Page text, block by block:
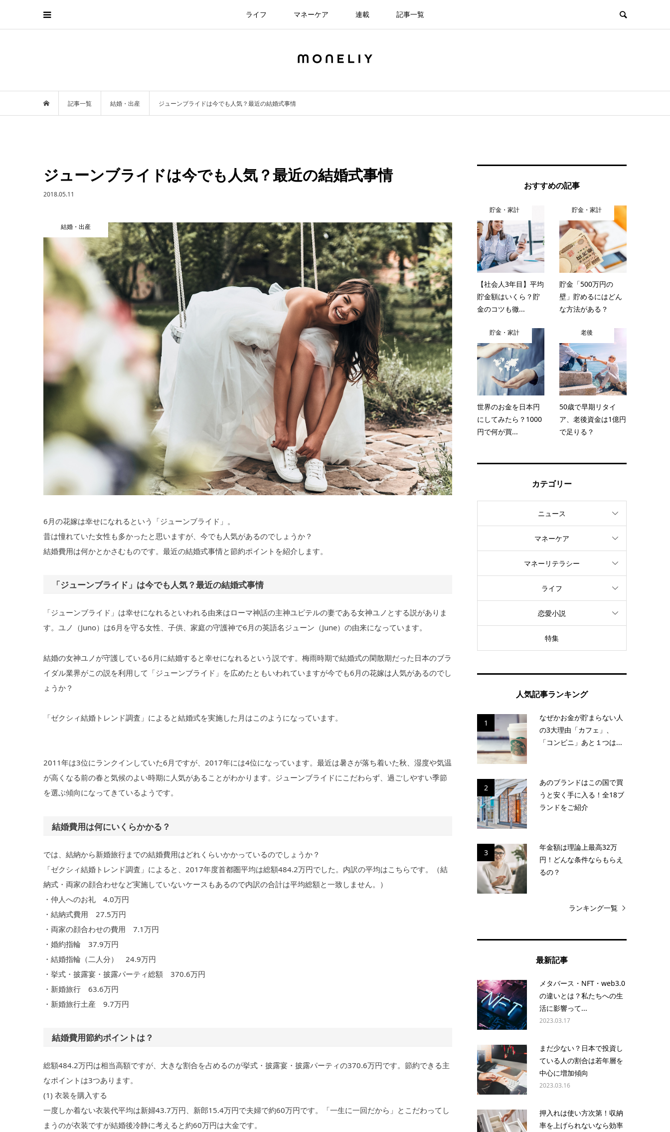
ライフ マネーケア 連載 記事一覧
記事一覧 結婚・出産 ジューンブライドは今でも人気？最近の結婚式事情
ジューンブライドは今でも人気？最近の結婚式事情
2018.05.11
結婚・出産
6月の花嫁は幸せになれるという「ジューンブライド」。
昔は憧れていた女性も多かったと思いますが、今でも人気があるのでしょうか？
結婚費用は何かとかさむものです。最近の結婚式事情と節約ポイントを紹介します。
「ジューンブライド」は今でも人気？最近の結婚式事情
「ジューンブライド」は幸せになれるといわれる由来はローマ神話の主神ユピテルの妻である女神ユノとする説がありま
す。ユノ（Juno）は6月を守る女性、子供、家庭の守護神で6月の英語名ジューン（June）の由来になっています。
結婚の女神ユノが守護している6月に結婚すると幸せになれるという説です。梅雨時期で結婚式の閑散期だった日本のブラ
イダル業界がこの説を利用して「ジューンブライド」を広めたともいわれていますが今でも6月の花嫁は人気があるのでし
ょうか？
「ゼクシィ結婚トレンド調査」によると結婚式を実施した月はこのようになっています。
2011年は3位にランクインしていた6月ですが、2017年には4位になっています。最近は暑さが落ち着いた秋、湿度や気温
が高くなる前の春と気候のよい時期に人気があることがわかります。ジューンブライドにこだわらず、過ごしやすい季節
を選ぶ傾向になってきているようです。
結婚費用は何にいくらかかる？
では、結納から新婚旅行までの結婚費用はどれくらいかかっているのでしょうか？
「ゼクシィ結婚トレンド調査」によると、2017年度首都圏平均は総額484.2万円でした。内訳の平均はこちらです。（結
納式・両家の顔合わせなど実施していないケースもあるので内訳の合計は平均総額と一致しません。）
・仲人へのお礼 4.0万円
・結納式費用 27.5万円
・両家の顔合わせの費用 7.1万円
・婚約指輪 37.9万円
・結婚指輪（二人分） 24.9万円
・挙式・披露宴・披露パーティ総額 370.6万円
・新婚旅行 63.6万円
・新婚旅行土産 9.7万円
結婚費用節約ポイントは？
総額484.2万円は相当高額ですが、大きな割合を占めるのが挙式・披露宴・披露パーティの370.6万円です。節約できる主
なポイントは3つあります。
(1) 衣装を購入する
一度しか着ない衣装代平均は新婦43.7万円、新郎15.4万円で夫婦で約60万円です。「一生に一回だから」とこだわってし
まうのが衣装ですが結婚後冷静に考えると約60万円は大金です。
おすすめの記事
貯金・家計
【社会人3年目】平均
貯金額はいくら？貯
金のコツも徹...
貯金・家計
貯金「500万円の
壁」貯めるにはどん
な方法がある？
貯金・家計
世界のお金を日本円
にしてみたら？1000
円で何が買...
老後
50歳で早期リタイ
ア、老後資金は1億円
で足りる？
カテゴリー
ニュース
マネーケア
マネーリテラシー
ライフ
恋愛小説
特集
人気記事ランキング
1
なぜかお金が貯まらない人
の3大理由「カフェ」、
「コンビニ」あと１つは...
2
あのブランドはこの国で買
うと安く手に入る！全18ブ
ランドをご紹介
3
年金額は理論上最高32万
円！どんな条件ならもらえ
るの？
ランキング一覧
最新記事
メタバース・NFT・web3.0
の違いとは？私たちへの生
活に影響って...
2023.03.17
まだ少ない？日本で投資し
ている人の割合は若年層を
中心に増加傾向
2023.03.16
押入れは使い方次第！収納
率を上げられないなら効率